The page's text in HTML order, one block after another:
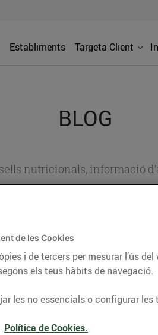
Establiments Targeta Client
BLOG
nutricionals, informació
I HÀBITS SALUDABLES
de les Cookies
i de tercers per mesurar l’ús
els teus hàbits de navegació.
les no essencials o configurar les
Política de Cookies.